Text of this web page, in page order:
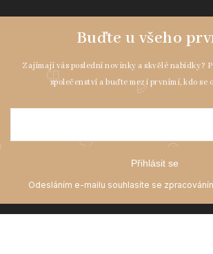
Přihlásit se